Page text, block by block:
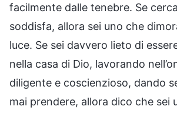
facilmente dalle tenebre. Se
soddisfa, allora sei uno che
luce. Se sei davvero lieto di
nella casa di Dio, lavorando
diligente e coscienzioso, dando
mai prendere, allora dico che sei